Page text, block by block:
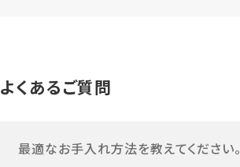
よくあるご質問
最適なお手入れ方法を教えてください。